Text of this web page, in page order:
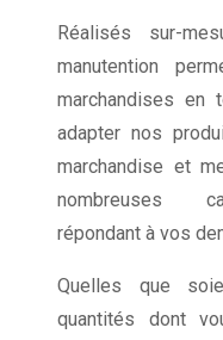
Réalisés sur-
manutention
marchandises en
adapter nos
marchandise et
nombreuses
répondant à vos
Quelles que
quantités dont